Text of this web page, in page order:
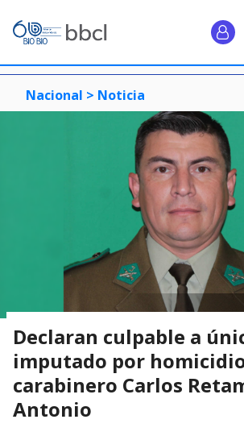
Nacional > Noticia
Declaran culpable a
imputado por
carabinero Carlos
Antonio